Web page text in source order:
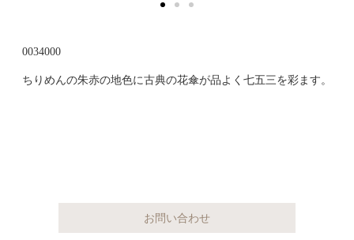
0034000
ちりめんの朱赤の地色に古典の花傘が品よく七五三を彩ます。